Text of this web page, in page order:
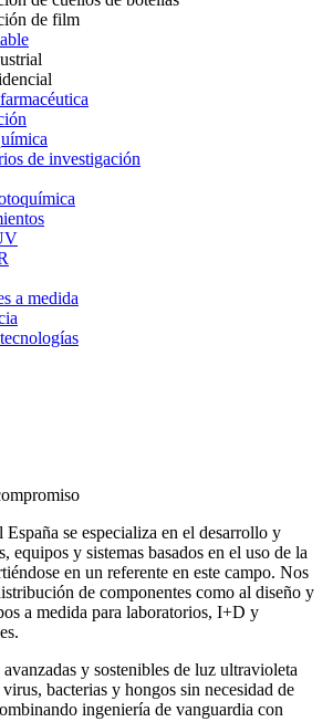
de film
de investigación
a medida
se especializa en el desarrollo y
equipos y sistemas basados en el uso de la
en un referente en este campo. Nos
de componentes como al diseño y
a medida para laboratorios, I+D y
y sostenibles de luz ultravioleta
bacterias y hongos sin necesidad de
ingeniería de vanguardia con